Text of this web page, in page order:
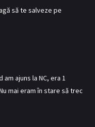
să te salveze pe
am ajuns la NC, era 1
mai eram în stare să trec